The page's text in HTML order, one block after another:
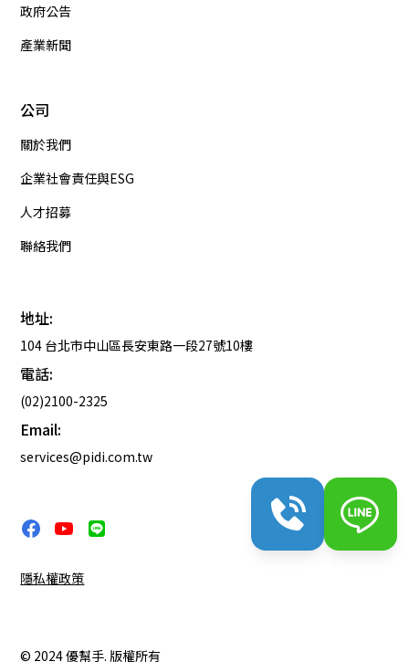
政府公告
產業新聞
公司
關於我們
企業社會責任與ESG
人才招募
聯絡我們
地址:
104 台北市中山區長安東路一段27號10樓
電話:
(02)2100-2325
Email:
services@pidi.com.tw
© 2024 優幫手. 版權所有
隱私權政策